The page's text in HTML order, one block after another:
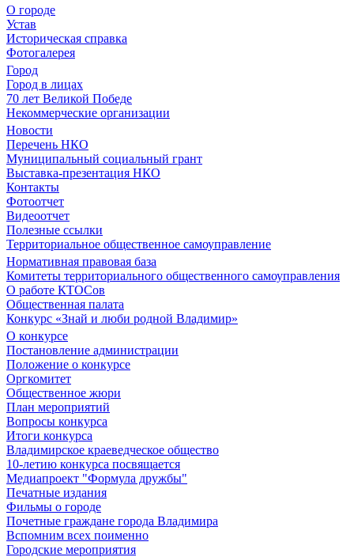
О городе
Устав
Историческая справка
Фотогалерея
Город
Город в лицах
70 лет Великой Победе
Некоммерческие организации
Новости
Перечень НКО
Муниципальный социальный грант
Выставка-презентация НКО
Контакты
Фотоотчет
Видеоотчет
Полезные ссылки
Территориальное общественное самоуправление
Нормативная правовая база
Комитеты территориального общественного самоуправления
О работе КТОСов
Общественная палата
Конкурс «Знай и люби родной Владимир»
О конкурсе
Постановление администрации
Положение о конкурсе
Оргкомитет
Общественное жюри
План мероприятий
Вопросы конкурса
Итоги конкурса
Владимирское краеведческое общество
10-летию конкурса посвящается
Медиапроект "Формула дружбы"
Печатные издания
Фильмы о городе
Почетные граждане города Владимира
Вспомним всех поименно
Городские мероприятия